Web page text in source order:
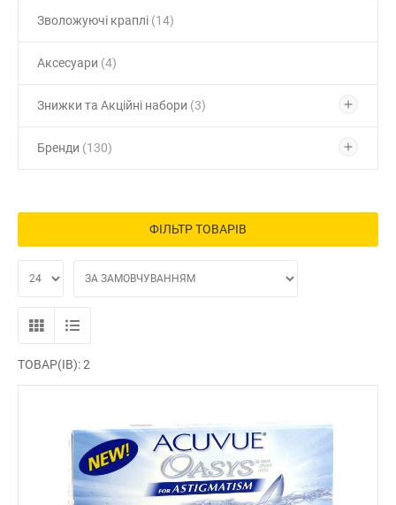
Зволожуючі краплі (14)
Аксесуари (4)
Знижки та Акційні набори (3)
Бренди (130)
ФІЛЬТР ТОВАРІВ
ТОВАР(ІВ): 2